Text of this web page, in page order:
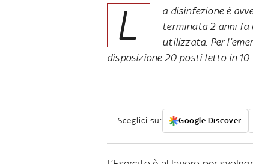
L
a disinfezione è
terminata 2 anni fa
utilizzata. Per
disposizione 20 posti letto in 10
Sceglici su: Google Discover